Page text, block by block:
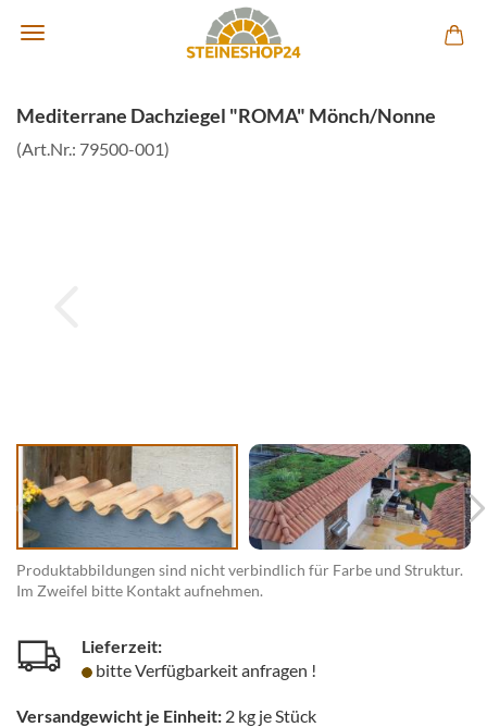
Mediterrane Dachziegel "ROMA" Mönch/Nonne
(Art.Nr.: 79500-001)
Produktabbildungen sind nicht verbindlich für Farbe und Struktur.
Im Zweifel bitte Kontakt aufnehmen.
Lieferzeit:
bitte Verfügbarkeit anfragen !
Versandgewicht je Einheit: 2 kg je Stück